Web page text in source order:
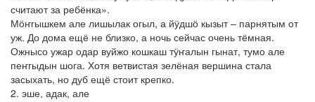
считают за ребёнка».
Мӧҥгышкем але лишылак огыл, а йӱдшӧ кызыт – парнятым от
уж. До дома ещё не близко, а ночь сейчас очень тёмная.
Ожнысо ужар одар вуйжо кошкаш тӱҥалын гынат, тумо але
пеҥгыдын шога. Хотя ветвистая зелёная вершина стала
засыхать, но дуб ещё стоит крепко.
2. эше, адак, але